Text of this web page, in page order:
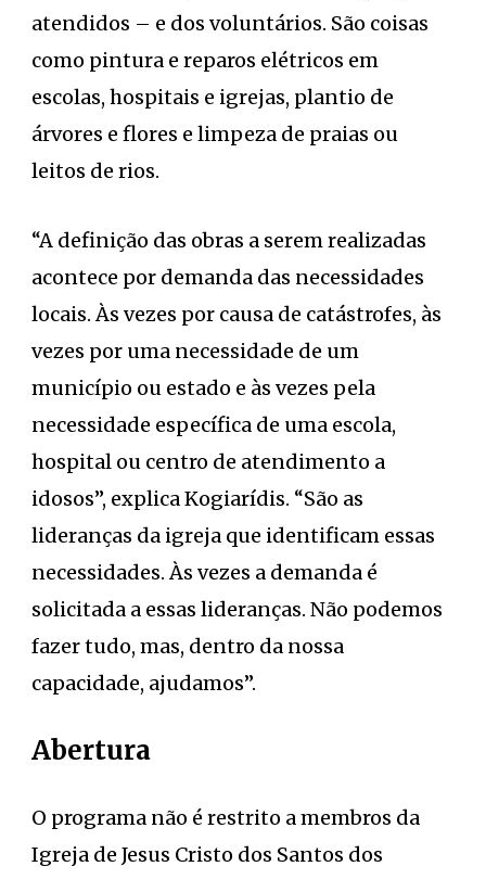
atendidos – e dos voluntários. São coisas
como pintura e reparos elétricos em
escolas, hospitais e igrejas, plantio de
árvores e flores e limpeza de praias ou
leitos de rios.
“A definição das obras a serem realizadas
acontece por demanda das necessidades
locais. Às vezes por causa de catástrofes, às
vezes por uma necessidade de um
município ou estado e às vezes pela
necessidade específica de uma escola,
hospital ou centro de atendimento a
idosos”, explica Kogiarídis. “São as
lideranças da igreja que identificam essas
necessidades. Às vezes a demanda é
solicitada a essas lideranças. Não podemos
fazer tudo, mas, dentro da nossa
capacidade, ajudamos”.
Abertura
O programa não é restrito a membros da
Igreja de Jesus Cristo dos Santos dos